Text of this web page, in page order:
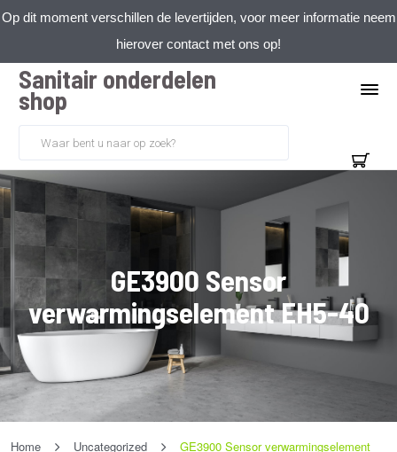
Op dit moment verschillen de levertijden, voor meer informatie neem
hierover contact met ons op!
Sanitair onderdelen
shop
GE3900 Sensor
verwarmingselement EH5-40
Home Uncategorized
GE3900 Sensor verwarmingselement